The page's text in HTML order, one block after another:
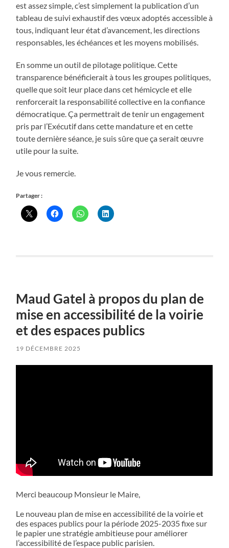
est assez simple, c’est simplement la publication d’un
tableau de suivi exhaustif des vœux adoptés accessible à
tous, indiquant leur état d’avancement, les directions
responsables, les échéances et les moyens mobilisés.
En somme un outil de pilotage politique. Cette
transparence bénéficierait à tous les groupes politiques,
quelle que soit leur place dans cet hémicycle et elle
renforcerait la responsabilité collective en la confiance
démocratique. Ça permettrait de tenir un engagement
pris par l’Exécutif dans cette mandature et en cette
toute dernière séance, je suis sûre que ça serait œuvre
utile pour la suite.
Je vous remercie.
Partager :
Maud Gatel à propos du plan de
mise en accessibilité de la voirie
et des espaces publics
19 DÉCEMBRE 2025
Merci beaucoup Monsieur le Maire,
Le nouveau plan de mise en accessibilité de la voirie et
des espaces publics pour la période 2025-2035 fixe sur
le papier une stratégie ambitieuse pour améliorer
l’accessibilité de l’espace public parisien.